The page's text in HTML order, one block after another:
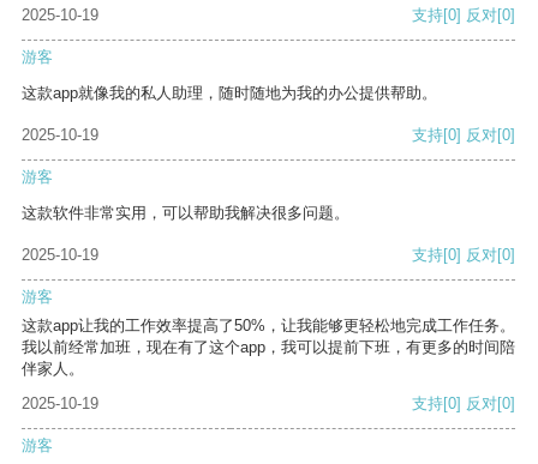
2025-10-19 支持[0] 反对[0]
游客
这款app就像我的私人助理，随时随地为我的办公提供帮助。
2025-10-19 支持[0] 反对[0]
游客
这款软件非常实用，可以帮助我解决很多问题。
2025-10-19 支持[0] 反对[0]
游客
这款app让我的工作效率提高了50%，让我能够更轻松地完成工作任务。
我以前经常加班，现在有了这个app，我可以提前下班，有更多的时间陪
伴家人。
2025-10-19
支持[0] 反对[0]
游客